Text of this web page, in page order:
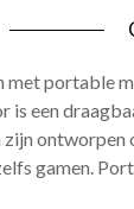
portable
is een
ontworpen
gamen.